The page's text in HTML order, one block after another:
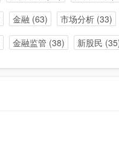
金融 (63) 市场分析(33)
金融监管 (38) 新股民